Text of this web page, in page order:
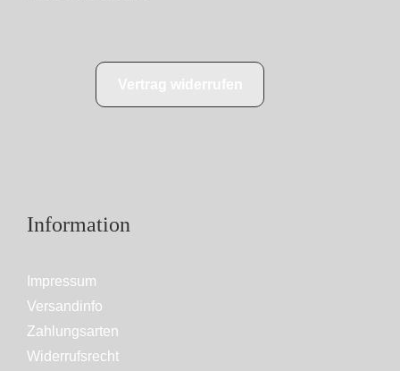
Information
Impressum
Versandinfo
Zahlungsarten
Widerrufsrecht